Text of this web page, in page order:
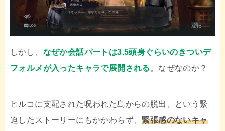
しかし、 なぜか会話パートは3.5頭身ぐらいのきついデ
フォルメが入ったキャラで展開される 。なぜなのか？
ヒルコに支配された呪われた島からの脱出、という緊
迫したストーリーにもかかわらず、緊張感のないキャ